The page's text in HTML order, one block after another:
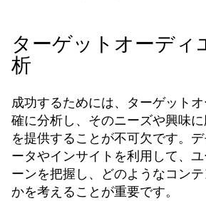
ターゲットオーディ
析
成功するためには、ターゲット
確に分析し、そのニーズや興味
を提供することが不可欠です。
ータやインサイトを利用して、
ーンを把握し、どのようなコン
かを考えることが重要です。